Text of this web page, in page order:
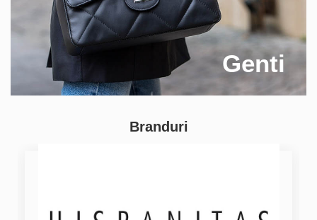
Genti
Branduri